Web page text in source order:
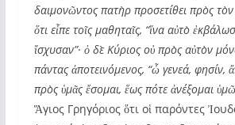
δαιμονῶντος πατὴρ προσετίθει πρὸς
ὅτι εἶπε τοῖς μαθηταῖς, “ἵνα αὐτὸ
ἴσχυσαν”· ὁ δὲ Κύριος οὐ πρὸς αὐτὸν
πάντας ἀποτεινόμενος, “ὦ γενεά, φησίν,
πρὸς ὑμᾶς ἔσομαι, ἕως πότε ἀνέξομαι
Ἅγιος Γρηγόριος ὅτι οἱ παρόντες